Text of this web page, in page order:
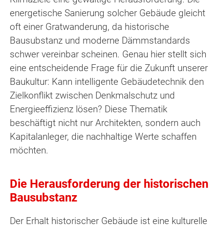
energetische Sanierung solcher Gebäude gleicht
oft einer Gratwanderung, da historische
Bausubstanz und moderne Dämmstandards
schwer vereinbar scheinen. Genau hier stellt sich
eine entscheidende Frage für die Zukunft unserer
Baukultur: Kann intelligente Gebäudetechnik den
Zielkonflikt zwischen Denkmalschutz und
Energieeffizienz lösen? Diese Thematik
beschäftigt nicht nur Architekten, sondern auch
Kapitalanleger, die nachhaltige Werte schaffen
möchten.
Die Herausforderung der historischen
Bausubstanz
Der Erhalt historischer Gebäude ist eine kulturelle